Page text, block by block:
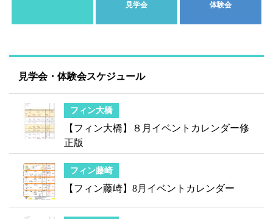
見学会
体験会
見学会・体験会スケジュール
フィン大橋
【フィン大橋】８月イベントカレンダー修
正版
フィン藤崎
【フィン藤崎】8月イベントカレンダー